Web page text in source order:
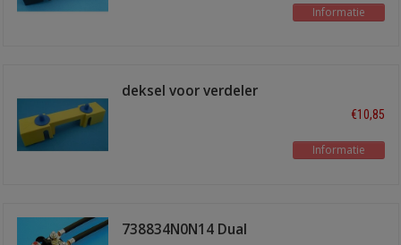
Informatie
deksel voor verdeler
€10,85
Informatie
738834N0N14 Dual